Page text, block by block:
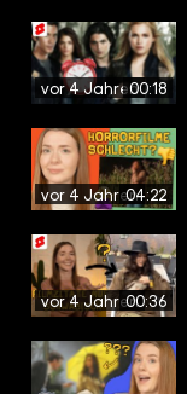
vor 4 Jahren00:18
vor 4 Jahren04:22
vor 4 Jahren00:36